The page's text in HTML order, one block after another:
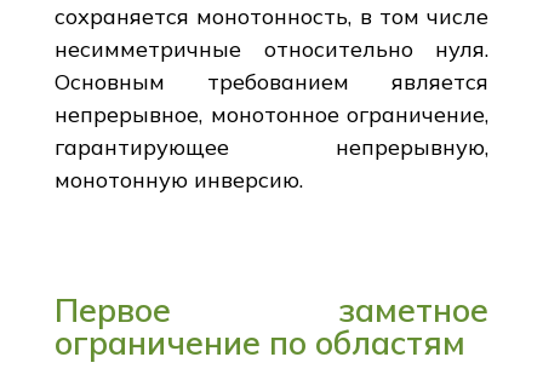
сохраняется монотонность, в том числе
несимметричные относительно нуля.
Основным требованием является
непрерывное, монотонное ограничение,
гарантирующее непрерывную,
монотонную инверсию.
Первое заметное
ограничение по областям